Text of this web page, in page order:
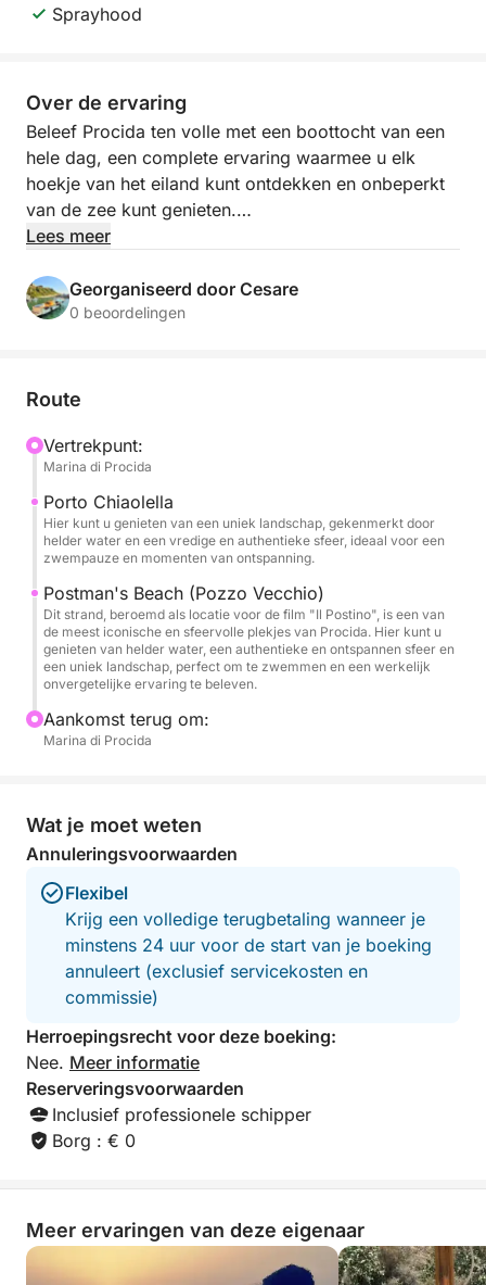
Sprayhood
Over de ervaring
Beleef Procida ten volle met een boottocht van een
hele dag, een complete ervaring waarmee u elk
hoekje van het eiland kunt ontdekken en onbeperkt
van de zee kunt genieten.
een van de meest charmante plekjes aan de
Middellandse Zee. Ophalen bij de haven van Marina
Gedurende de dag vaart u langs de gehele kust van
stranden en kristalhelder water. Een van de meest
memorabele momenten is een stop in de haven van
Chiaiolella, waar u kunt zwemmen in de beroemde
natuurlijke zwembaden en het strand van Pozzo
Vecchio kunt bezoeken. U heeft alle tijd om te
alle vrijheid van de zee te genieten.
Aan boord geniet u van een lunch met drankjes,
voor een nog completere en authentiekere ervaring.
Deze ervaring is ideaal voor wie wil genieten van
worden.
Lees meer
Georganiseerd door Cesare
0 beoordelingen
Route
Vertrekpunt:
Marina di Procida
Porto Chiaolella
Hier kunt u genieten van een uniek landschap, gekenmerkt door
helder water en een vredige en authentieke sfeer, ideaal voor een
zwempauze en momenten van ontspanning.
Postman's Beach (Pozzo Vecchio)
Dit strand, beroemd als locatie voor de film "Il Postino", is een van
de meest iconische en sfeervolle plekjes van Procida. Hier kunt u
genieten van helder water, een authentieke en ontspannen sfeer en
een uniek landschap, perfect om te zwemmen en een werkelijk
onvergetelijke ervaring te beleven.
Aankomst terug om:
Marina di Procida
Wat je moet weten
Annuleringsvoorwaarden
Flexibel
Krijg een volledige terugbetaling wanneer je
minstens 24 uur voor de start van je boeking
annuleert (exclusief servicekosten en
commissie)
Herroepingsrecht voor deze boeking:
Nee. Meer informatie
Reserveringsvoorwaarden
Inclusief professionele schipper
Borg : € 0
Meer ervaringen van deze eigenaar